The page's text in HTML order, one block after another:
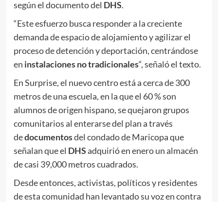
según el documento del DHS.
“Este esfuerzo busca responder a la creciente
demanda de espacio de alojamiento y agilizar el
proceso de detención y deportación, centrándose
en instalaciones no tradicionales“, señaló el texto.
En Surprise, el nuevo centro está a cerca de 300
metros de una escuela, en la que el 60 % son
alumnos de origen hispano, se quejaron grupos
comunitarios al enterarse del plan a través
dedocumentosdel condado de Maricopa que
señalan que el DHSadquirió en enero un almacén
de casi 39,000 metros cuadrados.
Desde entonces, activistas, políticos y residentes
de esta comunidad han levantado su voz en contra